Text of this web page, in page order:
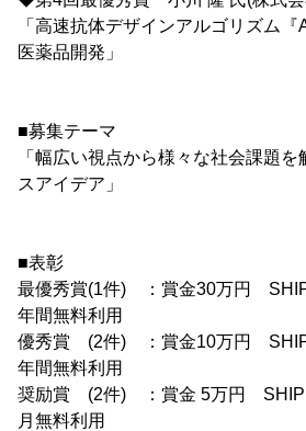
「高速抗体デザインアルゴリズム
医薬品開発」
■募集テーマ
「幅広い視点から様々な社会課題
スアイデア」
■表彰
最優秀賞(1件) ：賞金30万円
年間無料利用
優秀賞 (2件) ：賞金10万円 SHIP
年間無料利用
奨励賞 (2件) ：賞金 5万円 SHIP
月無料利用